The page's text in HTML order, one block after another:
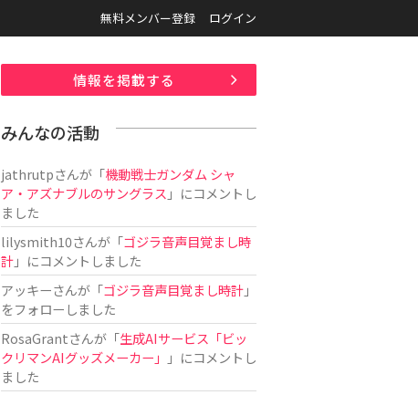
無料メンバー登録 ログイン
情報を掲載する
みんなの活動
jathrutpさんが「機動戦士ガンダム シャ
ア・アズナブルのサングラス 」にコメントし
ました
lilysmith10さんが「ゴジラ音声目覚まし時
計」にコメントしました
アッキーさんが「ゴジラ音声目覚まし時計」
をフォローしました
RosaGrantさんが「生成AIサービス「ビッ
クリマンAIグッズメーカー」
」にコメントし
ました